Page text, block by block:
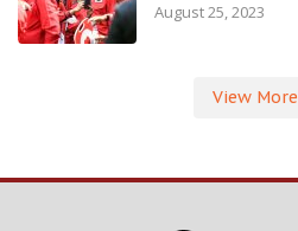
August 25, 2023
View More